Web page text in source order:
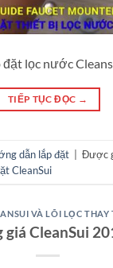
lọc nước
TIẾP TỤC ĐỌC →
dẫn lắp đặt Được
CleanSui
VÀ LÕI LỌC THAY
giá CleanSui